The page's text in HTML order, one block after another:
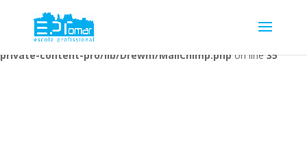
Warning: Undefined array key 1 in
/home/escolaprofission/public_html/wp-content/plugins/wp-
private-content-pro/lib/Drewm/MailChimp.phpon line35